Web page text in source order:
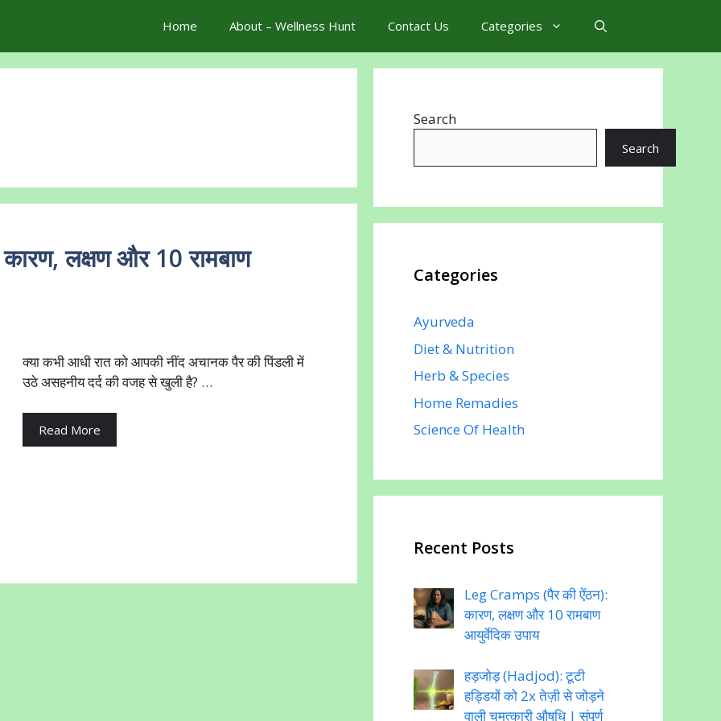
Home About – Wellness Hunt Contact Us Categories
लक्षण और 10 रामबाण
क्या कभी आधी रात को आपकी नींद अचानक पैर की पिंडली में
उठे असहनीय दर्द की वजह से खुली है? …
Read More
Search
Search
Categories
Ayurveda
Diet & Nutrition
Herb & Species
Home Remadies
Science Of Health
Recent Posts
Leg Cramps (पैर की ऐंठन):
कारण, लक्षण और 10 रामबाण
आयुर्वेदिक उपाय
हड़जोड़ (Hadjod): टूटी
हड्डियों को 2x तेज़ी से जोड़ने
वाली चमत्कारी औषधि | संपूर्ण